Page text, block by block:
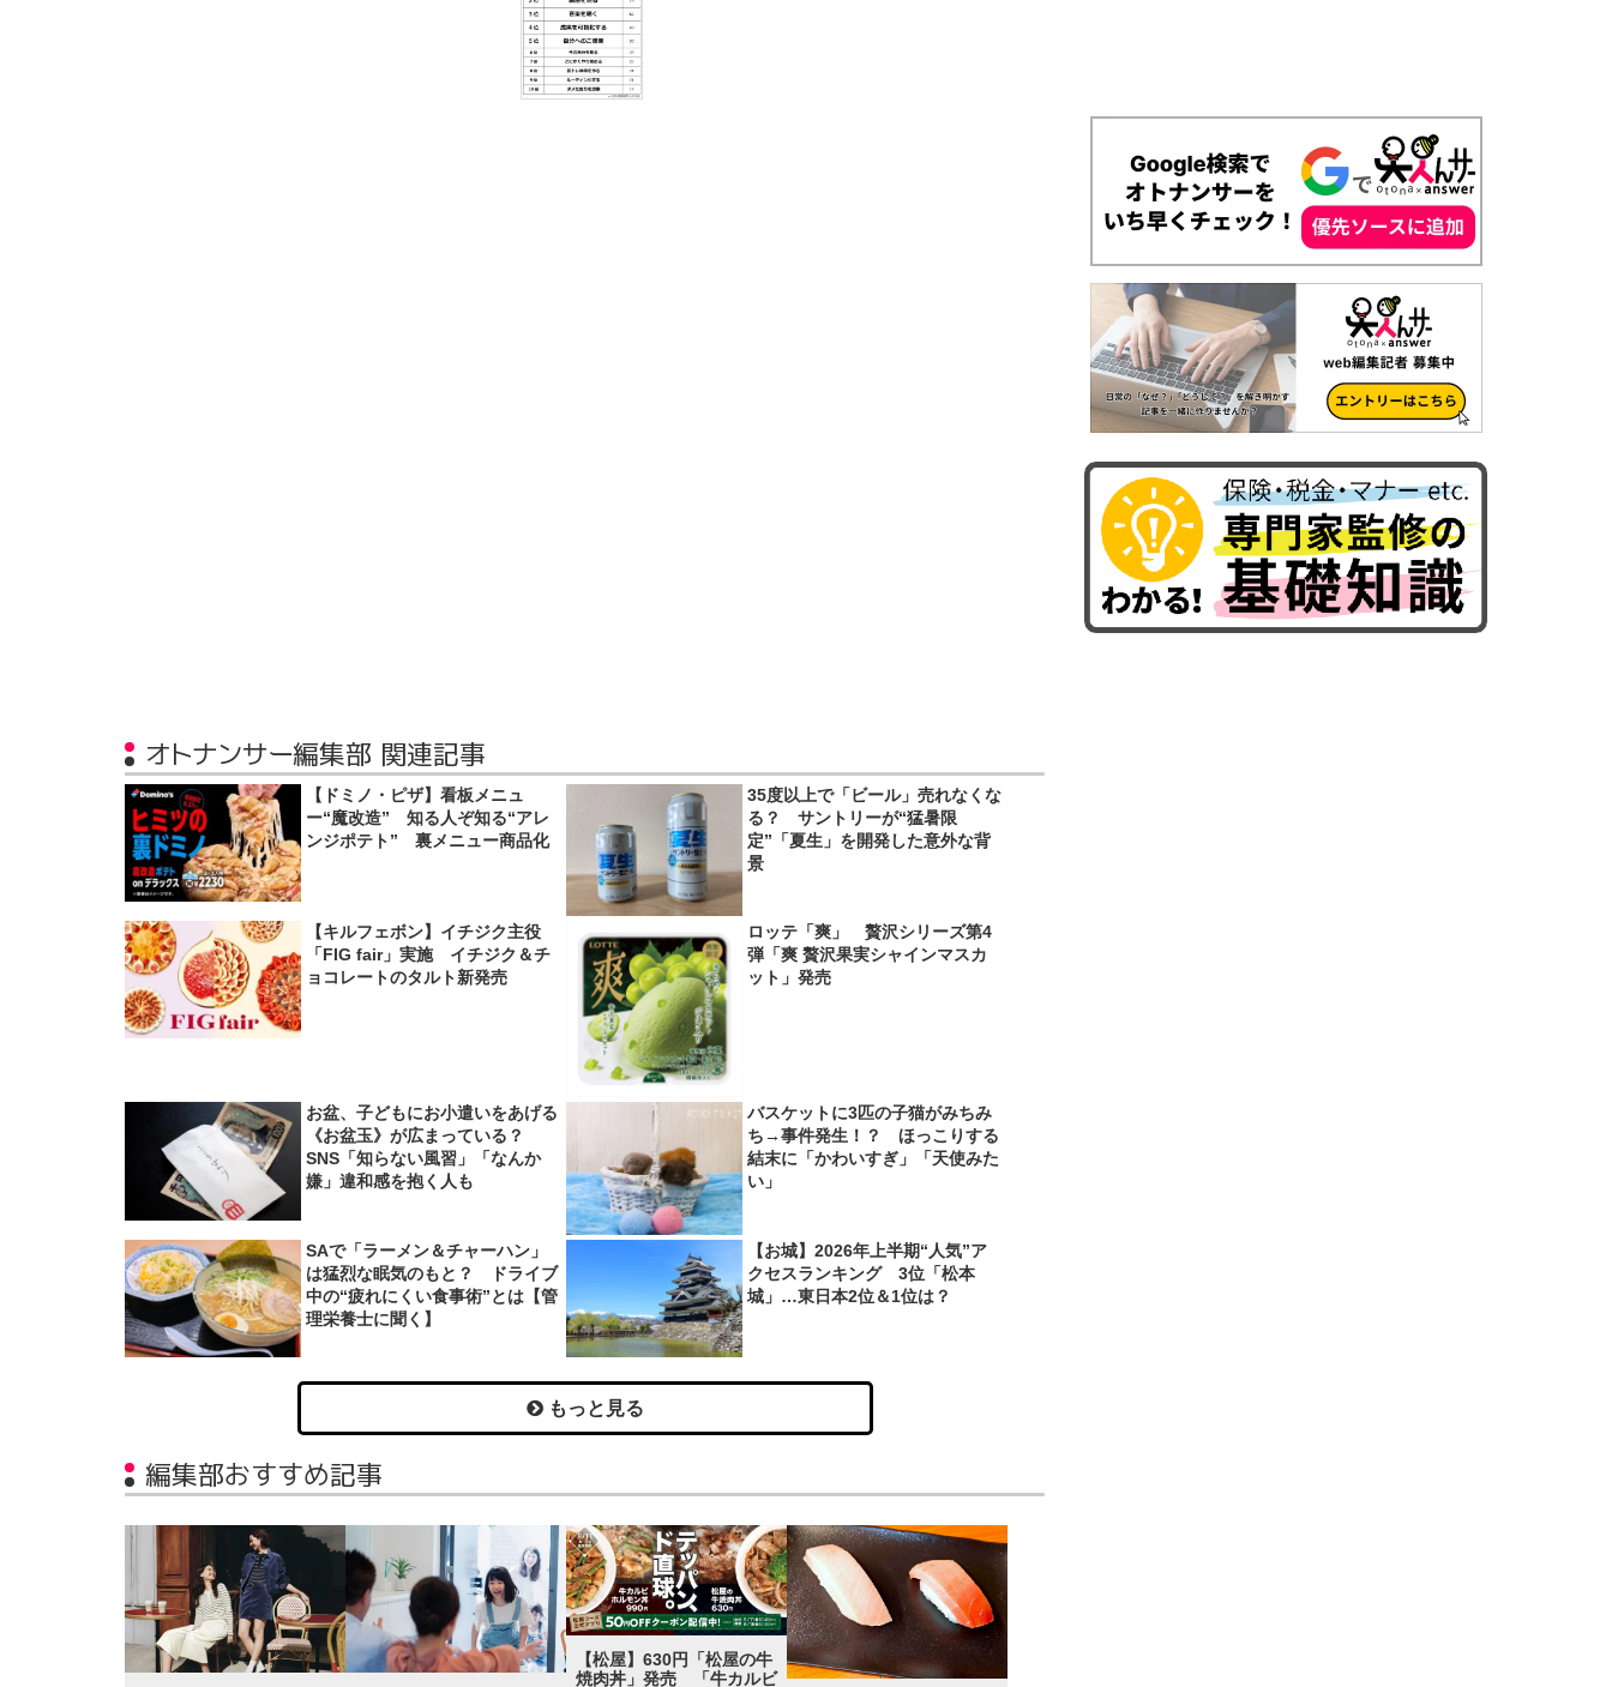
オトナンサー編集部 関連記事
【ドミノ・ピザ】看板メニュ
ー“魔改造” 知る人ぞ知る“アレ
ンジポテト” 裏メニュー商品化
35度以上で「ビール」売れなくな
る？ サントリーが“猛暑限
定”「夏生」を開発した意外な背
景
【キルフェボン】イチジク主役
「FIG fair」実施 イチジク＆チ
ョコレートのタルト新発売
ロッテ「爽」 贅沢シリーズ第4
弾「爽 贅沢果実シャインマスカ
ット」発売
お盆、子どもにお小遣いをあげる
《お盆玉》が広まっている？
SNS「知らない風習」「なんか
嫌」違和感を抱く人も
バスケットに3匹の子猫がみちみ
ち→事件発生！？ ほっこりする
結末に「かわいすぎ」「天使みた
い」
SAで「ラーメン＆チャーハン」
は猛烈な眠気のもと？ ドライブ
中の“疲れにくい食事術”とは【管
理栄養士に聞く】
【お城】2026年上半期“人気”ア
クセスランキング 3位「松本
城」…東日本2位＆1位は？
もっと見る
編集部おすすめ記事
【松屋】630円「松屋の牛
焼肉丼」発売 「牛カルビ